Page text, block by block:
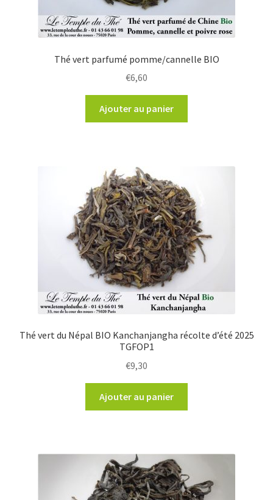
Thé vert parfumé pomme/cannelle BIO
€6,60
Ajouter au panier
Thé vert du Népal BIO Kanchanjangha récolte d’été 2025
TGFOP1
€9,30
Ajouter au panier